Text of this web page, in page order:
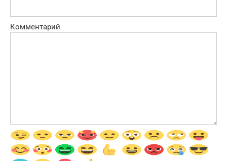
Комментарий